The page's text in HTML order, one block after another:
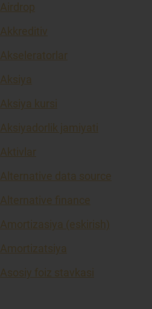
Airdrop
Akkreditiv
Akseleratorlar
Aksiya
Aksiya kursi
Aksiyadorlik jamiyati
Aktivlar
Alternative data source
Alternative finance
Amortizasiya (eskirish)
Amortizatsiya
Asosiy foiz stavkasi